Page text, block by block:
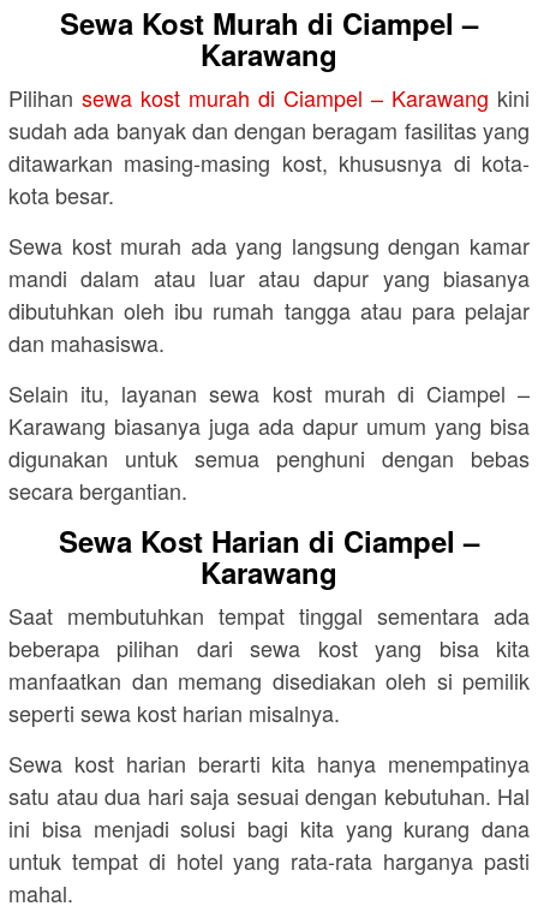
Sewa Kost Murah di Ciampel –
Karawang
Pilihan sewa kost murah di Ciampel – Karawang kini
sudah ada banyak dan dengan beragam fasilitas yang
ditawarkan masing-masing kost, khususnya di kota-
kota besar.
Sewa kost murah ada yang langsung dengan kamar
mandi dalam atau luar atau dapur yang biasanya
dibutuhkan oleh ibu rumah tangga atau para pelajar
dan mahasiswa.
Selain itu, layanan sewa kost murah di Ciampel –
Karawang biasanya juga ada dapur umum yang bisa
digunakan untuk semua penghuni dengan bebas
secara bergantian.
Sewa Kost Harian di Ciampel –
Karawang
Saat membutuhkan tempat tinggal sementara ada
beberapa pilihan dari sewa kost yang bisa kita
manfaatkan dan memang disediakan oleh si pemilik
seperti sewa kost harian misalnya.
Sewa kost harian berarti kita hanya menempatinya
satu atau dua hari saja sesuai dengan kebutuhan. Hal
ini bisa menjadi solusi bagi kita yang kurang dana
untuk tempat di hotel yang rata-rata harganya pasti
mahal.